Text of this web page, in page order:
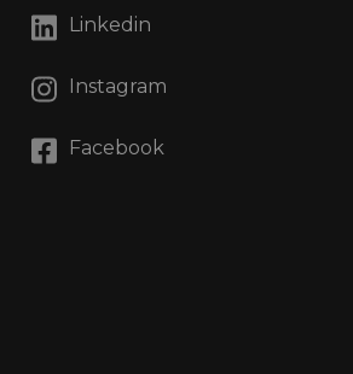
Linkedin
Instagram
Facebook